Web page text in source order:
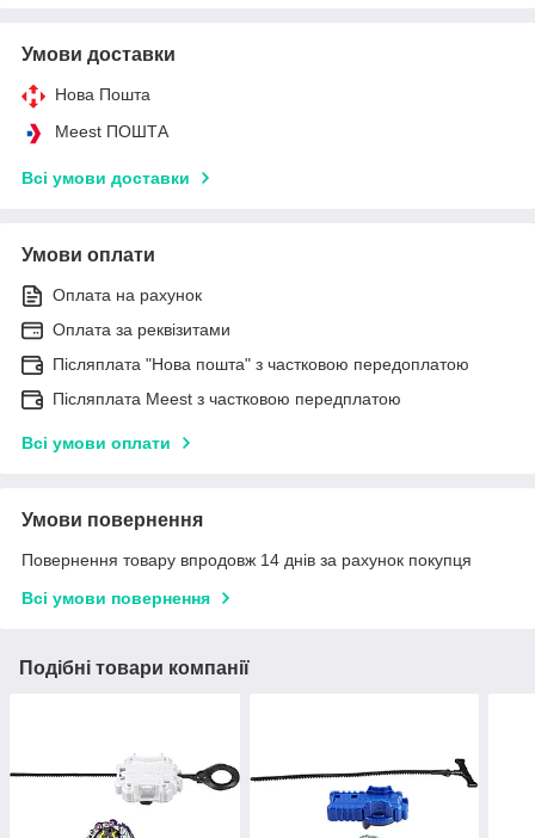
Умови доставки
Нова Пошта
Meest ПОШТА
Всі умови доставки
Умови оплати
Оплата на рахунок
Оплата за реквізитами
Післяплата "Нова пошта" з частковою передоплатою
Післяплата Meest з частковою передплатою
Всі умови оплати
Умови повернення
Повернення товару впродовж 14 днів за рахунок покупця
Всі умови повернення
Подібні товари компанії